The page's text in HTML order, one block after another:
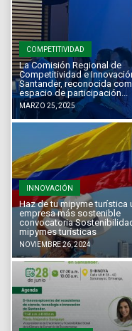
COMPETITIVIDAD
La Comisión Regional de
Competitividad e
Santander, reconocida
espacio de participación...
MARZO 25, 2025
INNOVACIÓN
Haz de tu mipyme turística
empresa más sostenible
convocatoria
mipymes turísticas
NOVIEMBRE 26, 2024